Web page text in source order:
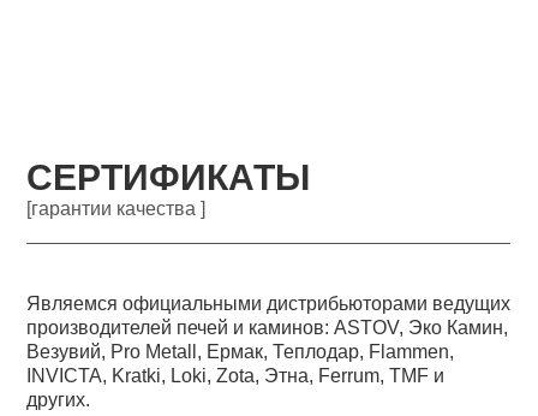
СЕРТИФИКАТЫ
[гарантии качества ]
Являемся официальными дистрибьюторами ведущих
производителей печей и каминов: ASTOV, Эко Камин,
Везувий, Pro Metall, Ермак, Теплодар, Flammen,
INVICTA, Kratki, Loki, Zota, Этна, Ferrum, TMF и
других.